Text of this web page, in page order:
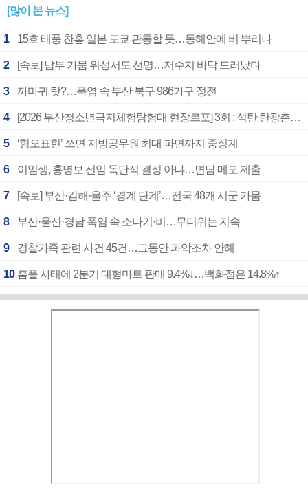
[많이 본 뉴스]
1 15호 태풍 찬홈 일본 도쿄 관통할 듯…동해안에 비 뿌리나
2 [속보] 남부 가뭄 위성서도 선명…저수지 바닥 드러났다
3 까마귀 탓?…폭염 속 부산 북구 986가구 정전
4 [2026 부산청소년극지체험탐험대 현장르포] 3회 : 석탄 탄광촌에서 북극 연구의 중심지로
5 ‘혐오표현’ 쓰면 지방공무원 최대 파면까지 중징계
6 이임생, 홍명보 선임 독단적 결정 아냐…면담 메모 제출
7 [속보] 부산·김해·울주 ‘경계 단계’…전국 48개 시군 가뭄
8 부산·울산·경남 폭염 속 소나기·비…무더위는 지속
9 경찰가족 관련 사건 45건…그동안 파악조차 안해
10 홈플 사태에 2분기 대형마트 판매 9.4%↓…백화점은 14.8%↑